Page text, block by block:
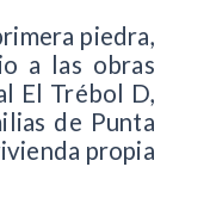
piedra,
a las obras
El Trébol D,
de Punta
propia